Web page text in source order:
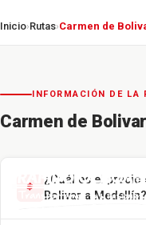
Inicio›Rutas›Carmen de
INFORMACIÓN DE LA
Carmen de Bolivar
¿Cuál es el
Bolivar a Medellín?